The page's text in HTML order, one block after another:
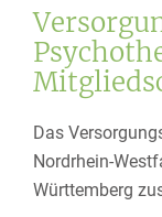
Das
Nordrhein-
Württemberg